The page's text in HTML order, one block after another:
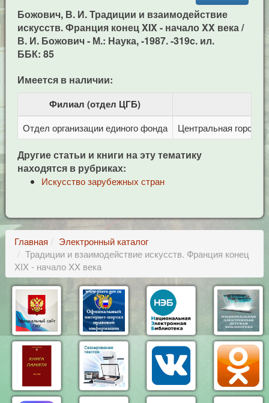
Божович, В. И. Традиции и взаимодействие
искусств. Франция конец XIX - начало XX века /
В. И. Божович - М.: Наука, -1987. -319c. ил.
ББК: 85
Имеется в наличии:
Филиал (отдел ЦГБ)
Отдел организации единого фонда Центральная
Другие статьи и книги на эту тематику
находятся в рубриках:
Искусство зарубежных стран
Главная
Электронный каталог
Традиции и взаимодействие искусств. Франция конец
XIX - начало XX века